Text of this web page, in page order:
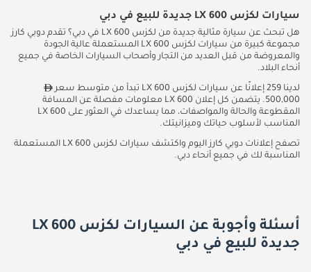
سيارات لكزس LX 600 جديدة للبيع في دبي
هل تبحث عن سيارة مثالية جديدة من لكزس LX 600 في دبي؟ تقدم دوبي كارز
مجموعة كبيرة من سيارات لكزس LX 600 المستعملة عالية الجودة
والمعروضة من قبل العديد من التجار وأصحاب السيارات الخاصة في جميع
أنحاء البلاد.
لدينا 259 إعلانًا عن سيارات لكزس LX 600 تبدأ من متوسط سعر
500,000. يتضمن كل إعلان LX 600 معلومات مفصلة عن المسافة
المقطوعة والحالة والمواصفات، مما يساعدك في العثور على LX 600
المناسب لأسلوب حياتك وميزانيتك.
تصفح إعلانات دوبي كارز اليوم واكتشف سيارات لكزس LX 600 المستعملة
المناسبة لك في جميع أنحاء دبي.
أسئلة وأجوبة عن السيارات لكزس LX 600
جديدة للبيع في دبي